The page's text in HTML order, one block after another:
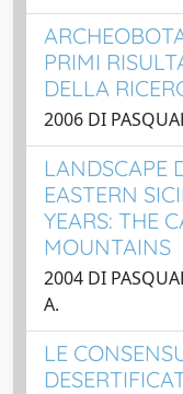
PRIMI
DELLA
2006 DI
LANDSCAPE
EASTERN
YEARS: THE
MOUNTAINS
2004 DI
A.
LE